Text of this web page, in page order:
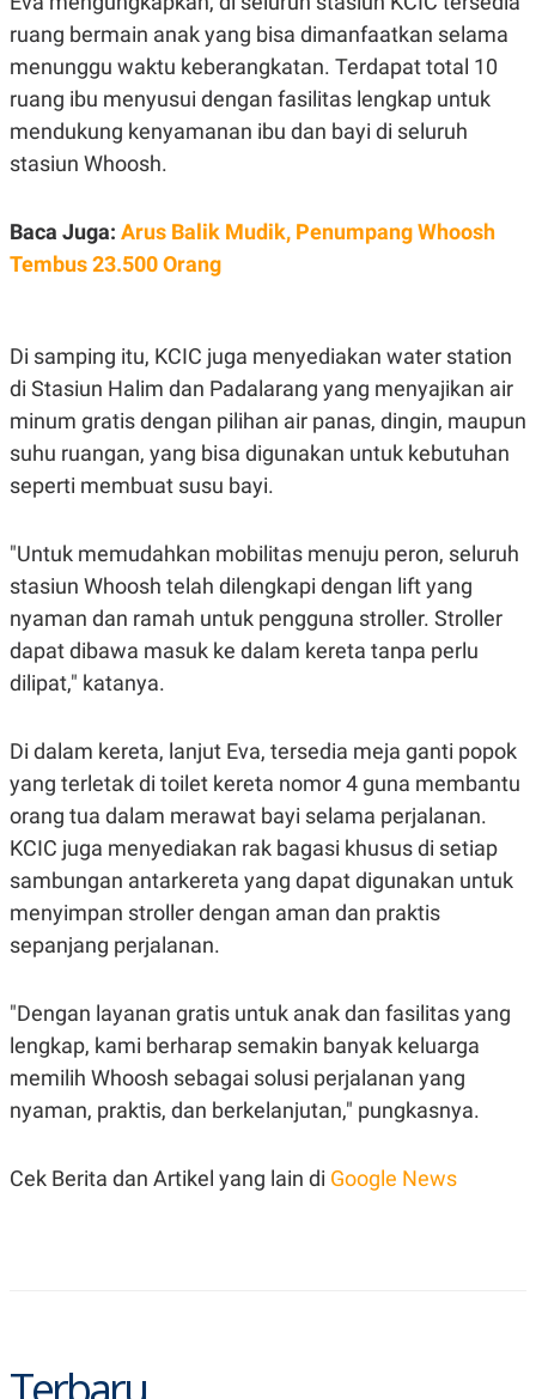
S
T
D
T
A
E
S
O
A
T
I
U
JARINGAN
O
N
T
A
N
A
D
E
M
Y
R
E
S
S
R
E
A
S
E
I
D
N
G
G
N
A
N
C
T
K
N
E
R
A
E
M
I
E
P
A
P
R
D
V
E
R
T
S
G
D
ruang bermain anak yang bisa dimanfaatkan selama
menunggu waktu keberangkatan. Terdapat total 10
ruang ibu menyusui dengan fasilitas lengkap untuk
mendukung kenyamanan ibu dan bayi di seluruh
stasiun Whoosh.
Baca Juga: Arus Balik Mudik, Penumpang Whoosh
Tembus 23.500 Orang
Di samping itu, KCIC juga menyediakan water station
di Stasiun Halim dan Padalarang yang menyajikan air
minum gratis dengan pilihan air panas, dingin, maupun
suhu ruangan, yang bisa digunakan untuk kebutuhan
seperti membuat susu bayi.
"Untuk memudahkan mobilitas menuju peron, seluruh
stasiun Whoosh telah dilengkapi dengan lift yang
nyaman dan ramah untuk pengguna stroller. Stroller
dapat dibawa masuk ke dalam kereta tanpa perlu
dilipat," katanya.
Di dalam kereta, lanjut Eva, tersedia meja ganti popok
yang terletak di toilet kereta nomor 4 guna membantu
orang tua dalam merawat bayi selama perjalanan.
KCIC juga menyediakan rak bagasi khusus di setiap
sambungan antarkereta yang dapat digunakan untuk
menyimpan stroller dengan aman dan praktis
sepanjang perjalanan.
"Dengan layanan gratis untuk anak dan fasilitas yang
lengkap, kami berharap semakin banyak keluarga
memilih Whoosh sebagai solusi perjalanan yang
nyaman, praktis, dan berkelanjutan," pungkasnya.
Cek Berita dan Artikel yang lain di Google News